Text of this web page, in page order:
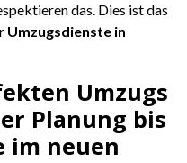
das. Dies ist das
Umzugsdienste in
Umzugs
Planung bis
im neuen